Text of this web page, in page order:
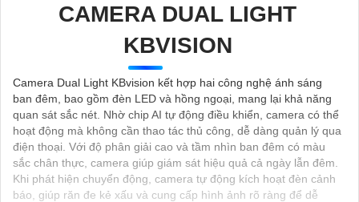
CAMERA DUAL LIGHT
KBVISION
Camera Dual Light KBvision kết hợp hai công nghệ ánh sáng
ban đêm, bao gồm đèn LED và hồng ngoại, mang lại khả năng
quan sát sắc nét. Nhờ chip AI tự động điều khiển, camera có thể
hoạt động mà không cần thao tác thủ công, dễ dàng quản lý qua
điện thoại. Với độ phân giải cao và tầm nhìn ban đêm có màu
sắc chân thực, camera giúp giám sát hiệu quả cả ngày lẫn đêm.
Khi phát hiện chuyển động, camera tự động kích hoạt đèn cảnh
báo, giúp răn đe kẻ xấu và cung cấp hình ảnh rõ ràng để dễ